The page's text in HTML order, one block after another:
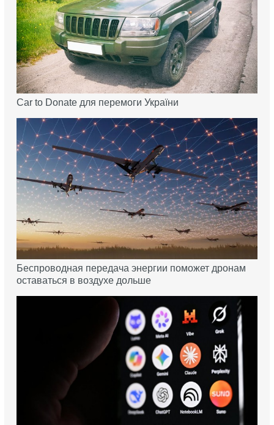
Car to Donate для перемоги України
Беспроводная передача энергии поможет дронам
оставаться в воздухе дольше